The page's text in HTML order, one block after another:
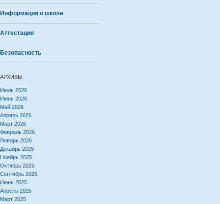
Информация о школе
Аттестация
Безопасность
АРХИВЫ
Июль 2026
Июнь 2026
Май 2026
Апрель 2026
Март 2026
Февраль 2026
Январь 2026
Декабрь 2025
Ноябрь 2025
Октябрь 2025
Сентябрь 2025
Июнь 2025
Апрель 2025
Март 2025